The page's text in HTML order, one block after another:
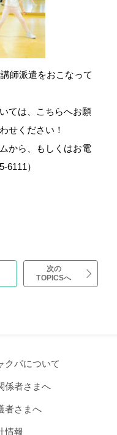
師派遣をおこなって
ては、こちらへお願
せください！
から
、もしくはお電
6111）
次の
TOPICSへ
クパについて
係者さまへ
者さまへ
情報